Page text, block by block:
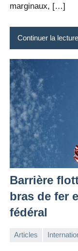
marginaux, […]
Continuer la lecture
Barrière
bras de fer
fédéral
Articles